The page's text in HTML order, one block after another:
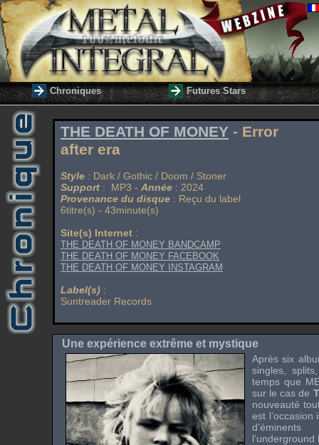
Chroniques Futures Stars
THE DEATH OF MONEY - Error
after era
Style : Dark / Gothic / Doom / Stoner
Support : MP3 - Année : 2024
Provenance du disque : Reçu du label
6titre(s) - 43minute(s)
Site(s) Internet :
THE DEATH OF MONEY BANDCAMP
THE DEATH OF MONEY FACEBOOK
THE DEATH OF MONEY INSTAGRAM
Label(s) :
Suntreader Records
Une expérience extrême et mystique
Après six
singles,
temps que
sur le cas de
nouveauté
est